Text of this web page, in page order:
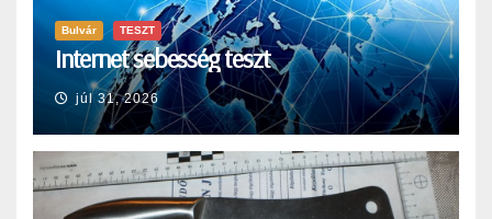
Bulvár TESZT
Internet sebesség teszt
júl 31, 2026